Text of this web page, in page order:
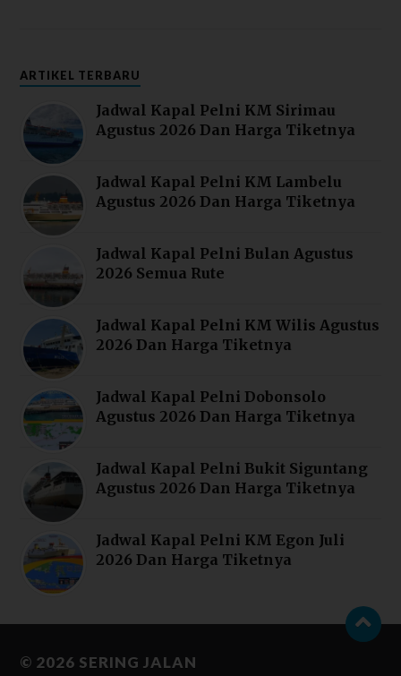
ARTIKEL TERBARU
Jadwal Kapal Pelni KM Sirimau
Agustus 2026 Dan Harga Tiketnya
Jadwal Kapal Pelni KM Lambelu
Agustus 2026 Dan Harga Tiketnya
Jadwal Kapal Pelni Bulan Agustus
2026 Semua Rute
Jadwal Kapal Pelni KM Wilis Agustus
2026 Dan Harga Tiketnya
Jadwal Kapal Pelni Dobonsolo
Agustus 2026 Dan Harga Tiketnya
Jadwal Kapal Pelni Bukit Siguntang
Agustus 2026 Dan Harga Tiketnya
Jadwal Kapal Pelni KM Egon Juli
2026 Dan Harga Tiketnya
© 2026 SERING JALAN